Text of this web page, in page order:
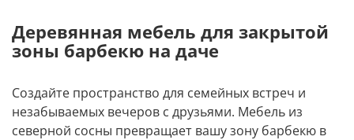
Деревянная мебель для закрытой
зоны барбекю на даче
Создайте пространство для семейных встреч и
незабываемых вечеров с друзьями. Мебель из
северной сосны превращает вашу зону барбекю в